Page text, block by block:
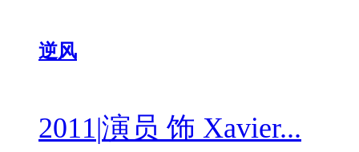
逆风
2011|演员 饰 Xavier...